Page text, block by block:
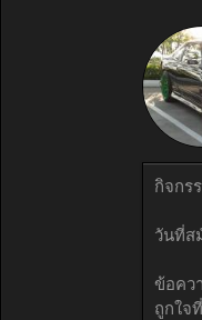
กิจกร
วันที่ส
ข้อคว
ถูกใจ